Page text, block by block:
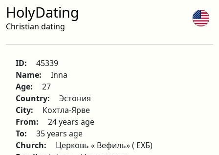
HolyDating
Christian dating
ID:
45339
Name:
Inna
Age:
27
Country:
Эстония
City:
Кохтла-Ярве
From:
24 years age
To:
35 years age
Church:
Церковь « Вефиль» ( ЕХБ)